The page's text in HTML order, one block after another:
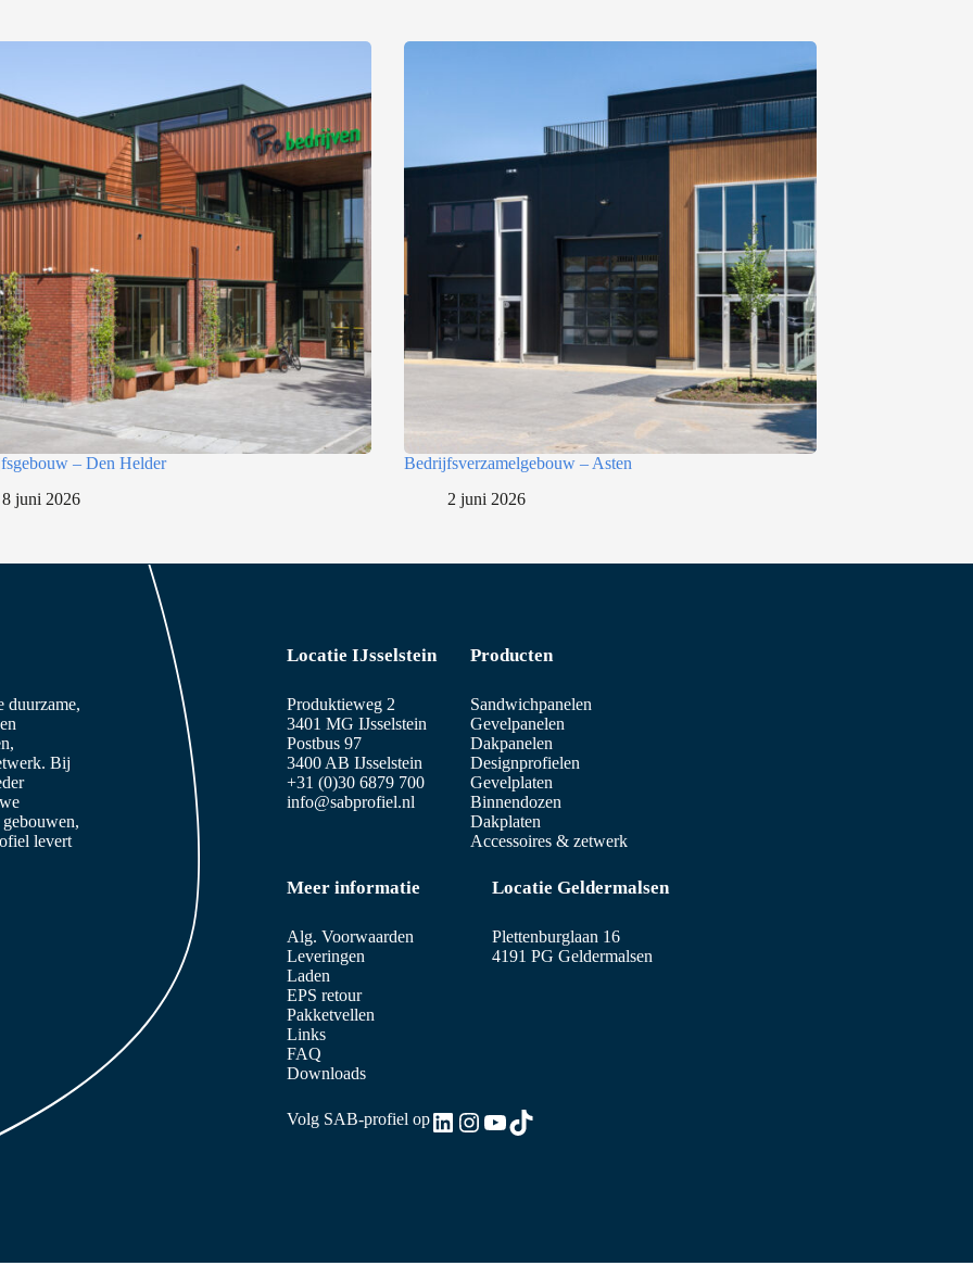
– Den Helder
8 juni 2026
Bedrijfsverzamelgebouw – Asten
2 juni 2026
duurzame,
Bij
levert
Locatie IJsselstein
Produktieweg 2
3401 MG IJsselstein
Postbus 97
3400 AB IJsselstein
+31 (0)30 6879 700
info@sabprofiel.nl
Producten
Sandwichpanelen
Gevelpanelen
Dakpanelen
Designprofielen
Gevelplaten
Binnendozen
Dakplaten
Accessoires & zetwerk
Meer informatie
Alg. Voorwaarden
Leveringen
Laden
EPS retour
Pakketvellen
Links
FAQ
Downloads
Locatie Geldermalsen
Plettenburglaan 16
4191 PG Geldermalsen
Volg SAB-profiel opLinkedIn
Instagram
YouTube
TikTok